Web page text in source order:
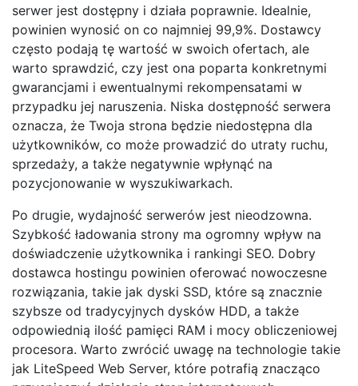
serwer jest dostępny i działa poprawnie. Idealnie,
powinien wynosić on co najmniej 99,9%. Dostawcy
często podają tę wartość w swoich ofertach, ale
warto sprawdzić, czy jest ona poparta konkretnymi
gwarancjami i ewentualnymi rekompensatami w
przypadku jej naruszenia. Niska dostępność serwera
oznacza, że Twoja strona będzie niedostępna dla
użytkowników, co może prowadzić do utraty ruchu,
sprzedaży, a także negatywnie wpłynąć na
pozycjonowanie w wyszukiwarkach.
Po drugie, wydajność serwerów jest nieodzowna.
Szybkość ładowania strony ma ogromny wpływ na
doświadczenie użytkownika i rankingi SEO. Dobry
dostawca hostingu powinien oferować nowoczesne
rozwiązania, takie jak dyski SSD, które są znacznie
szybsze od tradycyjnych dysków HDD, a także
odpowiednią ilość pamięci RAM i mocy obliczeniowej
procesora. Warto zwrócić uwagę na technologie takie
jak LiteSpeed Web Server, które potrafią znacząco